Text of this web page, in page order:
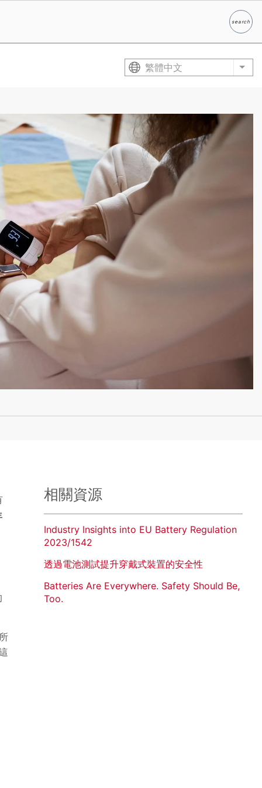
searchSearch
繁體中文 List
相關資源
Industry Insights into EU Battery Regulation
2023/1542
透過電池測試提升穿戴式裝置的安全性
Batteries Are Everywhere. Safety Should Be,
Too.